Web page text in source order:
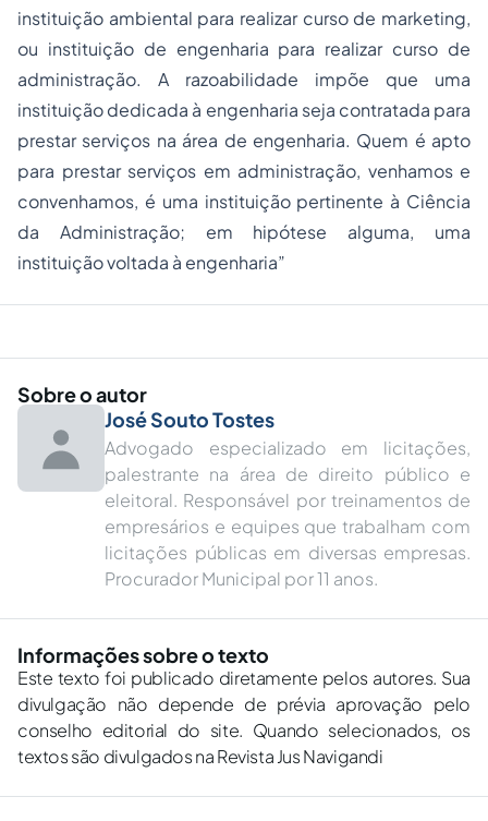
instituição ambiental para realizar curso de marketing,
ou instituição de engenharia para realizar curso de
administração. A razoabilidade impõe que uma
instituição dedicada à engenharia seja contratada para
prestar serviços na área de engenharia. Quem é apto
para prestar serviços em administração, venhamos e
convenhamos, é uma instituição pertinente à Ciência
da Administração; em hipótese alguma, uma
instituição voltada à engenharia”
Sobre o autor
José Souto Tostes
Advogado especializado em licitações,
palestrante na área de direito público e
eleitoral. Responsável por treinamentos de
empresários e equipes que trabalham com
licitações públicas em diversas empresas.
Procurador Municipal por 11 anos.
Informações sobre o texto
Este texto foi publicado diretamente pelos autores. Sua
divulgação não depende de prévia aprovação pelo
conselho editorial do site. Quando selecionados, os
textos são divulgados na Revista Jus Navigandi